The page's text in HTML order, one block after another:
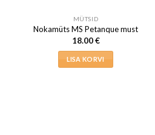
MÜTSID
Nokamüts MS Petanque must
18.00€
LISA KORVI